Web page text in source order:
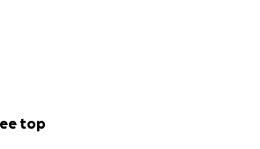
top